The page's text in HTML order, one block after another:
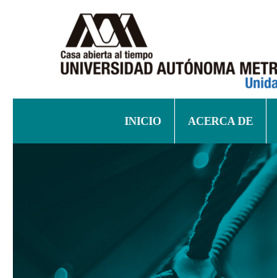
INICIO ACERCA DE